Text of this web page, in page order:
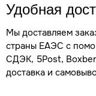
Удобная
Мы доставляем
страны ЕАЭС с
СДЭК, 5Post,
доставка и